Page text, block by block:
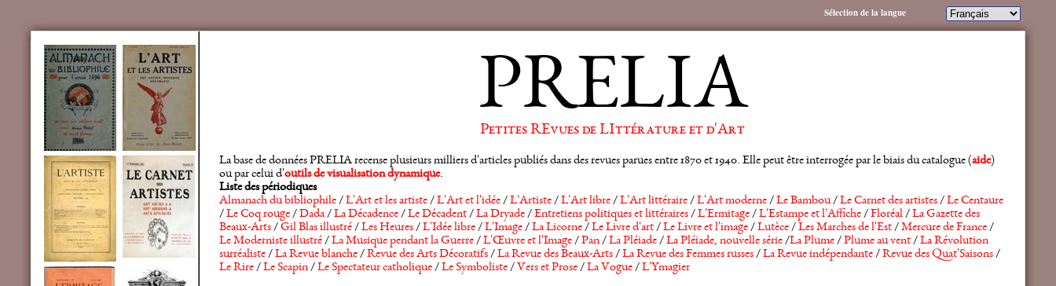
PRELIA
Petites REvues de LIttérature et d'Art
La base de données PRELIA recense plusieurs milliers d'articles publiés dans des revues parues entre 1870 et 1940. Elle peut être interrogée par le biais du catalogue (aide)
ou par celui d'outils de visualisation dynamique.
Liste des périodiques
Almanach du bibliophile/L'Art et les artiste/L'Art et l'idée/L'Artiste/L'Art libre/L'Art littéraire/L'Art moderne/Le Bambou/Le Carnet des artistes/Le Centaure
/Le Coq rouge/Dada/La Décadence/Le Décadent/La Dryade/Entretiens politiques et littéraires/L'Ermitage/L'Estampe et l'Affiche/Floréal/La Gazette des
Beaux-Arts/Gil Blas illustré/Les Heures/L'Idée libre/L'Image/La Licorne/Le Livre d'art/Le Livre et l'image/Lutèce/Les Marches de l'Est/Mercure de France/
Le Moderniste illustré/La Musique pendant la Guerre/L'Œuvre et l'Image/Pan/La Pléiade/La Pléiade, nouvelle série/La Plume/Plume au vent/La Révolution
surréaliste/La Revue blanche/Revue des Arts Décoratifs/La Revue des Beaux-Arts/La Revue des Femmes russes/La Revue indépendante/Revue des Quat'Saisons/
Le Rire/Le Scapin/Le Spectateur catholique/Le Symboliste/ Vers et Prose/La Vogue/L'Ymagier
Sélection de la langue